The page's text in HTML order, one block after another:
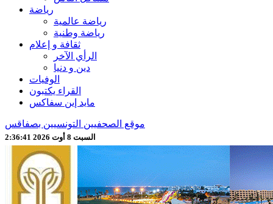
رياضة
رياضة عالمية
رياضة وطنية
ثقافة و إعلام
الرأي الآخر
دين و دنيا
الوفيات
القراء يكتبون
مايد إين سفاكس
موقع الصحفيين التونسيين بصفاقس
السبت 8 أوت 2026 2:36:43